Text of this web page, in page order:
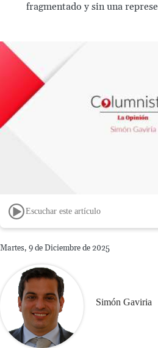
fragmentado y sin una
Escuchar este artículo
Martes, 9 de Diciembre de 2025
Simón Gaviria